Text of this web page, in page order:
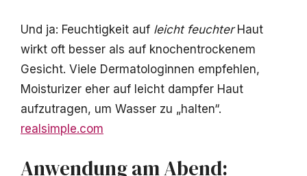
Und ja: Feuchtigkeit auf leicht feuchterHaut
wirkt oft besser als auf knochentrockenem
Gesicht. Viele Dermatologinnen empfehlen,
Moisturizer eher auf leicht dampfer Haut
aufzutragen, um Wasser zu „halten“.
realsimple.com
Anwendung am Abend: